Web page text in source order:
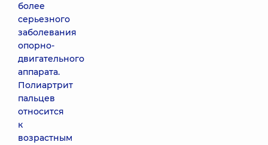
более
серьезного
заболевания
опорно-
двигательного
аппарата.
Полиартрит
пальцев
относится
к
возрастным